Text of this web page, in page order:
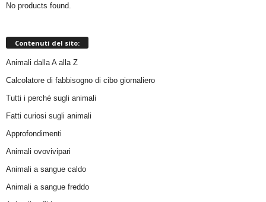
No products found.
Contenuti del sito:
Animali dalla A alla Z
Calcolatore di fabbisogno di cibo giornaliero
Tutti i perché sugli animali
Fatti curiosi sugli animali
Approfondimenti
Animali ovovivipari
Animali a sangue caldo
Animali a sangue freddo